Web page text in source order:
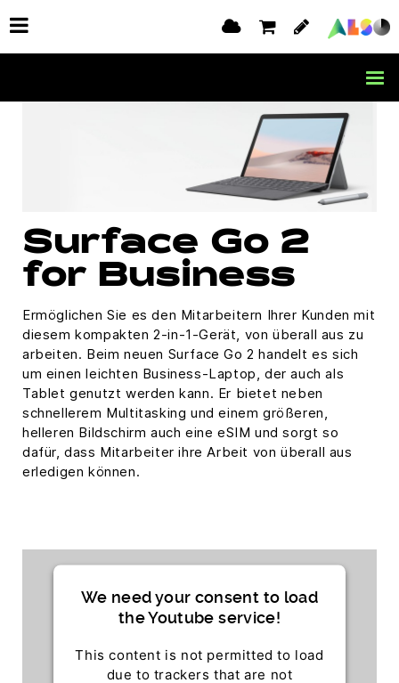
Surface Go 2
for Business
Ermöglichen Sie es den Mitarbeitern Ihrer Kunden mit
diesem kompakten 2-in-1-Gerät, von überall aus zu
arbeiten. Beim neuen Surface Go 2 handelt es sich
um einen leichten Business-Laptop, der auch als
Tablet genutzt werden kann. Er bietet neben
schnellerem Multitasking und einem größeren,
helleren Bildschirm auch eine eSIM und sorgt so
dafür, dass Mitarbeiter ihre Arbeit von überall aus
erledigen können.
We need your consent to load
the Youtube service!
This content is not permitted to load
due to trackers that are not